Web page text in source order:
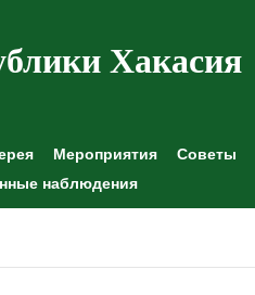
Хакасия
Мероприятия Советы
наблюдения